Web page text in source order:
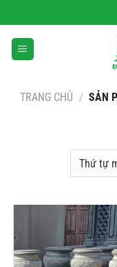
qua
nội
dung
TRANG CHỦ / SẢN